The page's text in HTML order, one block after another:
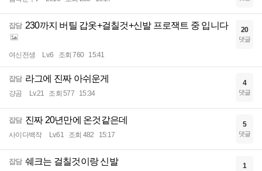
잡담 230까지 버틸 갑옷+걸칠것+신발 프로잭트 중 입니다
여신전생 Lv.6 조회 760 15:41
20
댓글
잡담 라그에 진짜 아쉬운게
걍곰 Lv.21 조회 577 15:34
4
댓글
잡담 진짜 20년만에 온것같은데
사이다백작 Lv.61 조회 482 15:17
5
댓글
잡담 쉐크는 걸칠것이랑 신발 1